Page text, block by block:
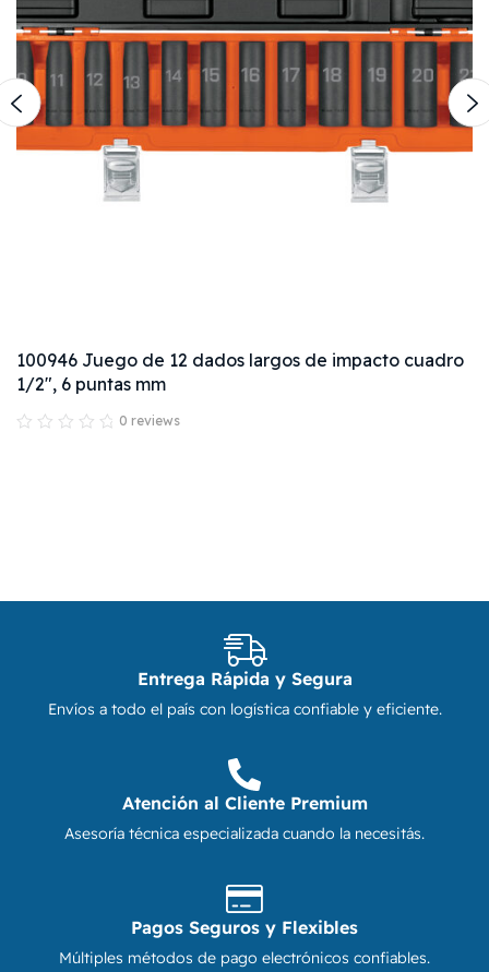
100946 Juego de 12 dados largos de impacto cuadro
1/2", 6 puntas mm
0 reviews
Entrega Rápida y Segura
Envíos a todo el país con logística confiable y eficiente.
Atención al Cliente Premium
Asesoría técnica especializada cuando la necesitás.
Pagos Seguros y Flexibles
Múltiples métodos de pago electrónicos confiables.